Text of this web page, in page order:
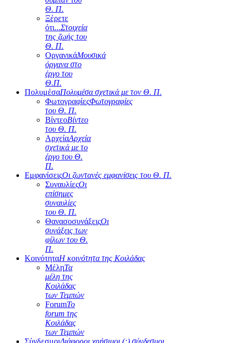
Θ. Π.
Ξέρετε
ότι...Στοιχεία
της ζωής του
Θ. Π.
ΟργανικάΜουσικά
όργανα στο
έργο του
Θ.Π.
ΠολυμέσαΠολυμέσα σχετικά με τον Θ. Π.
ΦωτογραφίεςΦωτογραφίες
του Θ. Π.
ΒίντεοΒίντεο
του Θ. Π.
ΑρχείαΑρχεία
σχετικά με το
έργο του Θ.
Π.
ΕμφανίσειςΟι ζωντανές εμφανίσεις του Θ. Π.
ΣυναυλίεςΟι
επίσημες
συναυλίες
του Θ. Π.
ΘανασοσυνάξειςΟι
συνάξεις των
φίλων του Θ.
Π.
ΚοινότηταΗ κοινότητα της Κοιλάδας
ΜέληΤα
μέλη της
Κοιλάδας
των Τεμπών
ForumΤο
forum της
Κοιλάδας
των Τεμπών